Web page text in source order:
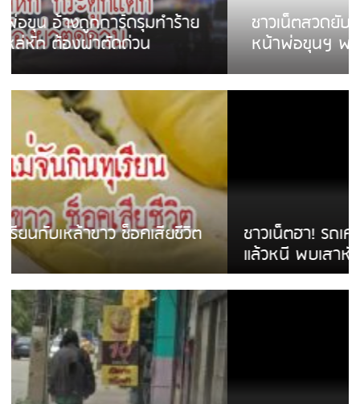
ชาวเน็ตสวดยับ! พบพม่าเร่ขายพวงมาลัย
หน้าพ่อขุนฯ พอไม่ซื้อเดินตาม
ชาวเน็ตฮา! รถเครื่องแม่สายชนป้ายร้านโลงศพ
แล้วหนี พบเสาหัก เบรคหัก หวิดได้ใช้บริการ